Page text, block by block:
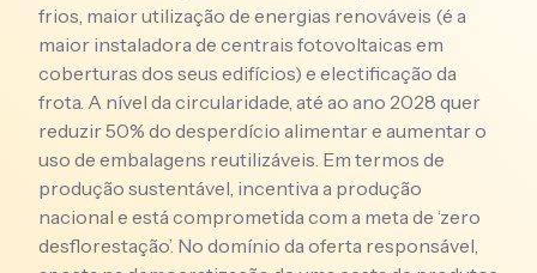
frios, maior utilização de energias renováveis (é a
maior instaladora de centrais fotovoltaicas em
coberturas dos seus edifícios) e electificação da
frota. A nível da circularidade, até ao ano 2028 quer
reduzir 50% do desperdício alimentar e aumentar o
uso de embalagens reutilizáveis. Em termos de
produção sustentável, incentiva a produção
nacional e está comprometida com a meta de ‘zero
desflorestação’. No domínio da oferta responsável,